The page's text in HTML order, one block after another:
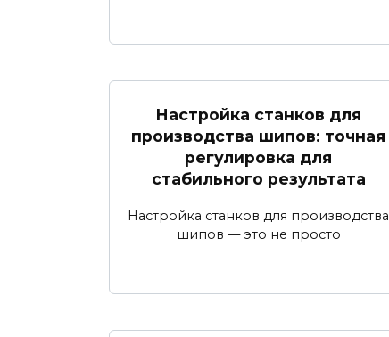
Настройка станков для
производства шипов: точная
регулировка для
стабильного результата
Настройка станков для производства
шипов — это не просто